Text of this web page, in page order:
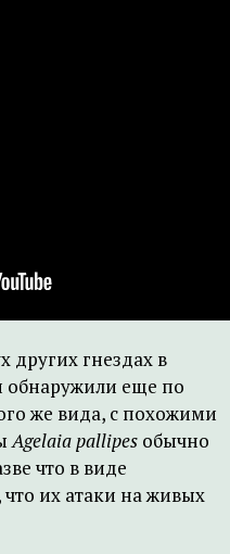
других гнездах в
обнаружили еще по
же вида, с похожими
Agelaia pallipes обычно
что в виде
их атаки на живых